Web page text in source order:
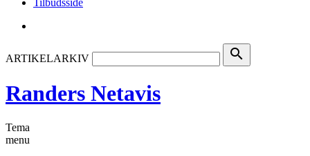
Tilbudsside
ARTIKELARKIV search
Randers Netavis
Tema
menu